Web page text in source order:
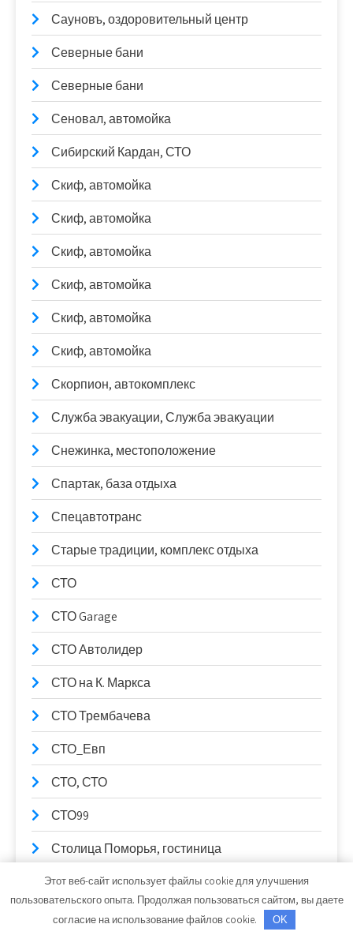
Сауновъ, оздоровительный центр
Северные бани
Северные бани
Сеновал, автомойка
Сибирский Кардан, СТО
Скиф, автомойка
Скиф, автомойка
Скиф, автомойка
Скиф, автомойка
Скиф, автомойка
Скиф, автомойка
Скорпион, автокомплекс
Служба эвакуации, Служба эвакуации
Снежинка, местоположение
Спартак, база отдыха
Спецавтотранс
Старые традиции, комплекс отдыха
СТО
СТО Garage
СТО Автолидер
СТО на К. Маркса
СТО Трембачева
СТО_Евп
СТО, СТО
СТО99
Столица Поморья, гостиница
Стрельнинские бани
Ступень к здоровью, сауна
Этот веб-сайт использует файлы cookie для улучшения
пользовательского опыта. Продолжая пользоваться сайтом, вы даете
согласие на использование файлов cookie.
OK